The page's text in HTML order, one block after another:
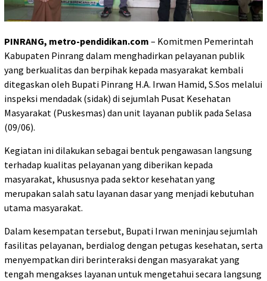
PINRANG, metro-pendidikan.com – Komitmen Pemerintah
Kabupaten Pinrang dalam menghadirkan pelayanan publik
yang berkualitas dan berpihak kepada masyarakat kembali
ditegaskan oleh Bupati Pinrang H.A. Irwan Hamid, S.Sos melalui
inspeksi mendadak (sidak) di sejumlah Pusat Kesehatan
Masyarakat (Puskesmas) dan unit layanan publik pada Selasa
(09/06).
Kegiatan ini dilakukan sebagai bentuk pengawasan langsung
terhadap kualitas pelayanan yang diberikan kepada
masyarakat, khususnya pada sektor kesehatan yang
merupakan salah satu layanan dasar yang menjadi kebutuhan
utama masyarakat.
Dalam kesempatan tersebut, Bupati Irwan meninjau sejumlah
fasilitas pelayanan, berdialog dengan petugas kesehatan, serta
menyempatkan diri berinteraksi dengan masyarakat yang
tengah mengakses layanan untuk mengetahui secara langsung